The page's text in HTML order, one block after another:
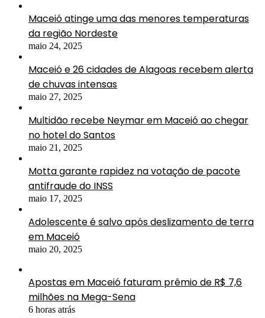
Maceió atinge uma das menores temperaturas
da região Nordeste
maio 24, 2025
Maceió e 26 cidades de Alagoas recebem alerta
de chuvas intensas
maio 27, 2025
Multidão recebe Neymar em Maceió ao chegar
no hotel do Santos
maio 21, 2025
Motta garante rapidez na votação de pacote
antifraude do INSS
maio 17, 2025
Adolescente é salvo após deslizamento de terra
em Maceió
maio 20, 2025
Apostas em Maceió faturam prêmio de R$ 7,6
milhões na Mega-Sena
6 horas atrás